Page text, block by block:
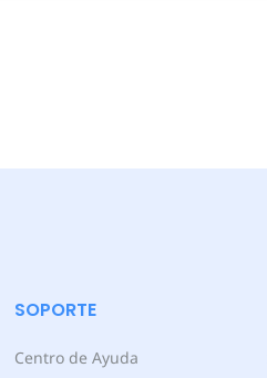
SOPORTE
Centro de Ayuda